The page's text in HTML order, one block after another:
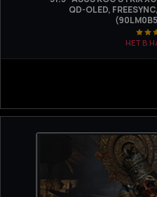
QD-OLED,
НЕТ В